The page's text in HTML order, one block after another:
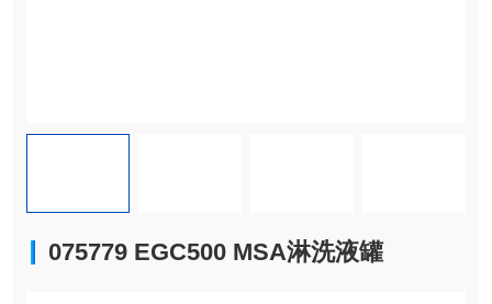
075779 EGC500 MSA淋洗液罐